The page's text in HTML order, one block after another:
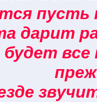
пусть
дарит
все